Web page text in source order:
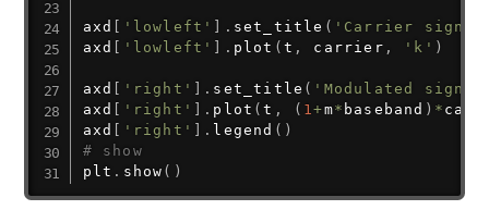
axd 'lowleft' . set_title ( 'Carrier
axd
'lowleft' . plot ( t , carrier , 'k' )
axd 'right' . set_title ( 'Modulated
axd
'right' . plot (t , ( 1+m* baseband ) *
axd
'right' . legend ( )
# show
plt . show ( )